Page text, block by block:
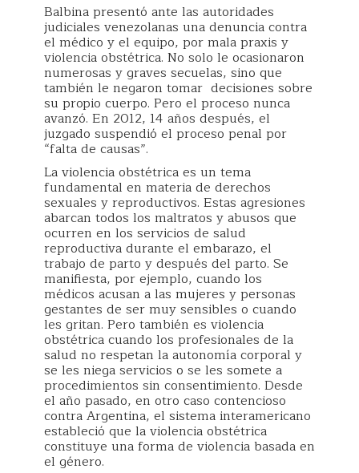
Balbina presentó ante las autoridades
judiciales venezolanas una denuncia contra
el médico y el equipo, por mala praxis y
violencia obstétrica. No solo le ocasionaron
numerosas y graves secuelas, sino que
también le negaron tomar decisiones sobre
su propio cuerpo. Pero el proceso nunca
avanzó. En 2012, 14 años después, el
juzgado suspendió el proceso penal por
“falta de causas”.
La violencia obstétrica es un tema
fundamental en materia de derechos
sexuales y reproductivos. Estas agresiones
abarcan todos los maltratos y abusos que
ocurren en los servicios de salud
reproductiva durante el embarazo, el
trabajo de parto y después del parto. Se
manifiesta, por ejemplo, cuando los
médicos acusan a las mujeres y personas
gestantes de ser muy sensibles o cuando
les gritan. Pero también es violencia
obstétrica cuando los profesionales de la
salud no respetan la autonomía corporal y
se les niega servicios o se les somete a
procedimientos sin consentimiento. Desde
el año pasado, en otro caso contencioso
contra Argentina, el sistema interamericano
estableció que la violencia obstétrica
constituye una forma de violencia basada en
el género.